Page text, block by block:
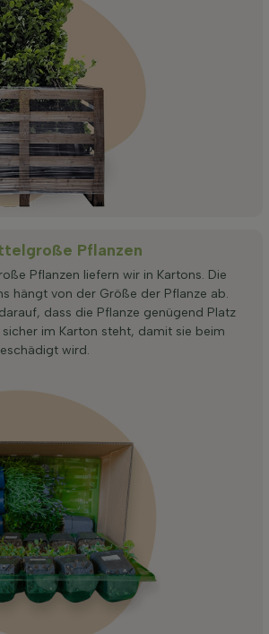
Pflanzen
Pflanzen liefern wir in Kartons. Die
hängt von der Größe der Pflanze ab.
dass die Pflanze genügend Platz
im Karton steht, damit sie beim
wird.